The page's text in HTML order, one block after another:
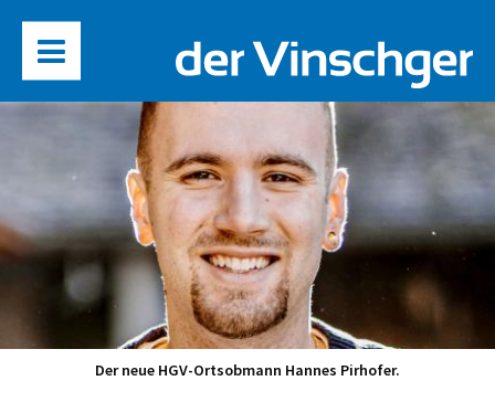
Der neue HGV-Ortsobmann Hannes Pirhofer.